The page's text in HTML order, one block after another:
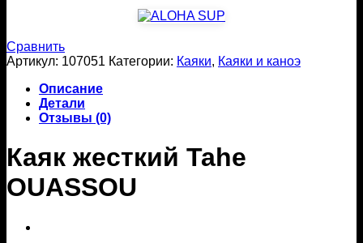
Сравнить
Артикул: 107051 Категории: Каяки, Каяки и каноэ
Описание
Детали
Отзывы (0)
Каяк жесткий Tahe
OUASSOU